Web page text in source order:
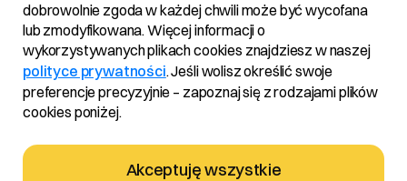
Treść:
Zarząd R22 S.A. z siedzibą w Poznaniu („Spółka”)
informuje, że w dniu dzisiejszym dokonano przydziału
wszystkich 5.201.596 akcji zwykłych na okaziciela
Spółki („Akcje Oferowane”) oferowanych w ramach
oferty publicznej, w tym 1.701.596 akcji zwykłych na
okaziciela oferowanych przez akcjonariuszy
sprzedających.
dobrowolnie zgoda w każdej chwili może być wycofana
lub zmodyfikowana. Więcej informacji o
wykorzystywanych plikach cookies znajdziesz w naszej
polityce prywatności. Jeśli wolisz określić swoje
preferencje precyzyjnie – zapoznaj się z rodzajami plików
cookies poniżej.
Akceptuję wszystkie